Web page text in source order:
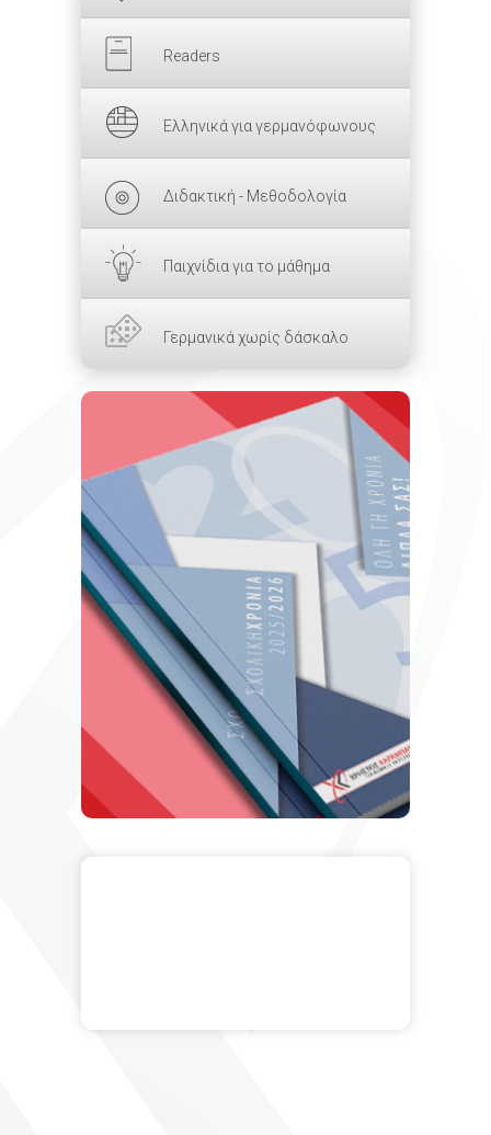
Readers
Ελληνικά για γερμανόφωνους
Διδακτική - Μεθοδολογία
Παιχνίδια για το μάθημα
Γερμανικά χωρίς δάσκαλο